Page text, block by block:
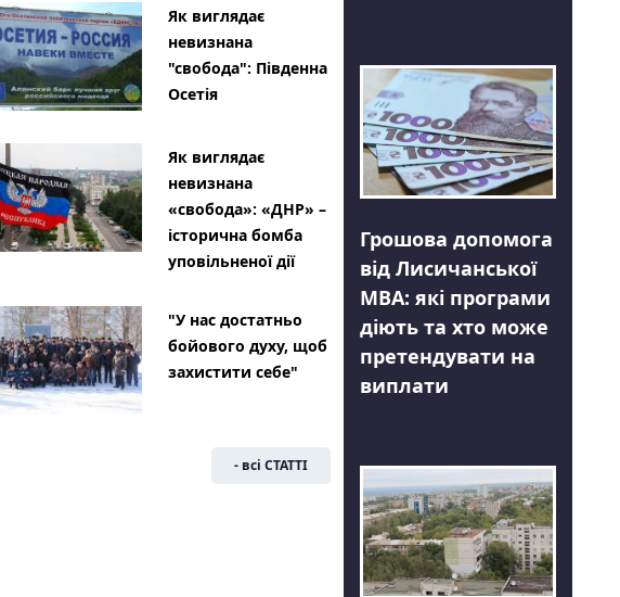
Як виглядає
невизнана
"свобода": Південна
Осетія
Як виглядає
невизнана
«свобода»: «ДНР» –
історична бомба
уповільненої дії
"У нас достатньо
бойового духу, щоб
захистити себе"
- всі СТАТТІ
Грошова допомога
від Лисичанської
МВА: які програми
діють та хто може
претендувати на
виплати